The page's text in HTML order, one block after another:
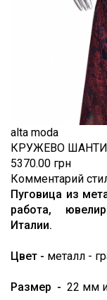
alta moda
КРУЖЕВО
5370.00 грн
Комментарий
Пуговица из
работа,
Италии.
Цвет - металл -
Размер - 22 мм